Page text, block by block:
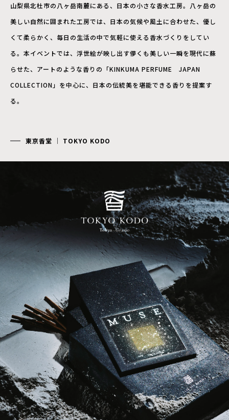
山梨県北杜市の八ヶ岳南麓にある、日本の小さな香水工房。八ヶ岳の
美しい自然に囲まれた工房では、日本の気候や風土に合わせた、優し
くて柔らかく、毎日の生活の中で気軽に使える香水づくりをしてい
る。本イベントでは、浮世絵が映し出す儚くも美しい一瞬を現代に蘇
らせた、アートのような香りの「KINKUMA PERFUME JAPAN
COLLECTION」を中心に、日本の伝統美を堪能できる香りを提案す
る。
東京香堂 │ TOKYO KODO